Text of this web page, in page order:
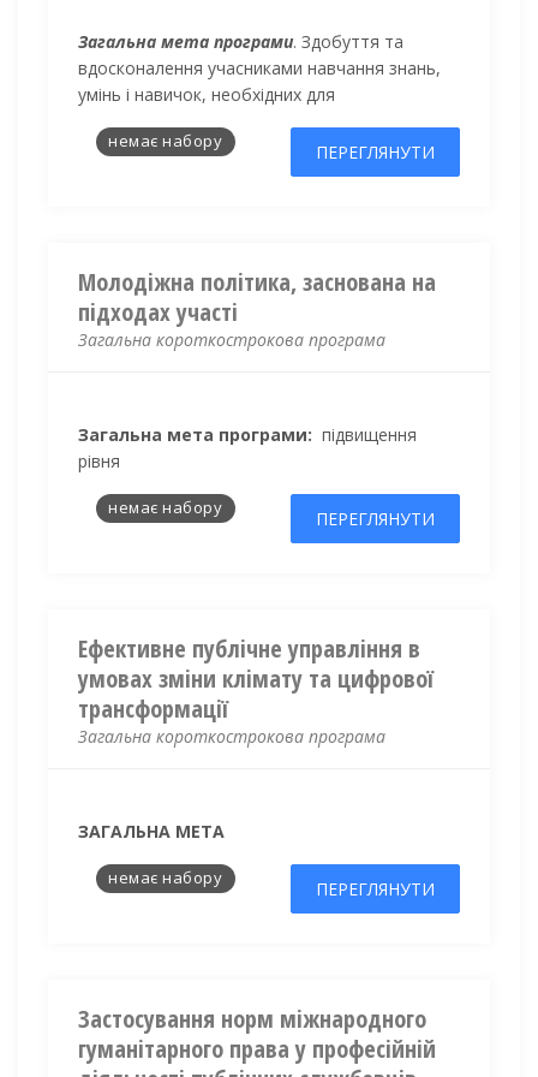
Загальна мета програми. Здобуття та
вдосконалення учасниками навчання знань,
умінь і навичок, необхідних для
немає набору ПЕРЕГЛЯНУТИ
Молодіжна політика, заснована на
підходах участі
Загальна короткострокова програма
Загальна мета програми: підвищення
рівня
немає набору ПЕРЕГЛЯНУТИ
Ефективне публічне управління в
умовах зміни клімату та цифрової
трансформації
Загальна короткострокова програма
ЗАГАЛЬНА МЕТА
немає набору ПЕРЕГЛЯНУТИ
Застосування норм міжнародного
гуманітарного права у професійній